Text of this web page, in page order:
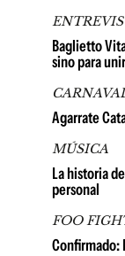
Baglietto
sino para
Agarrate
MÚSICA
La historia
personal
FOO
Confirmado: